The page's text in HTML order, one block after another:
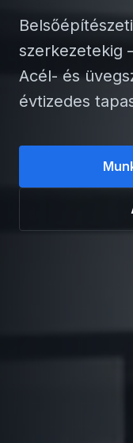
szerkezetekig
Acél- és
évtizedes